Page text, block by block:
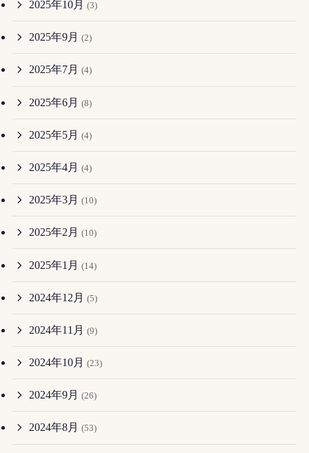
2025年10月 (3)
2025年9月 (2)
2025年7月 (4)
2025年6月 (8)
2025年5月 (4)
2025年4月 (4)
2025年3月 (10)
2025年2月 (10)
2025年1月 (14)
2024年12月 (5)
2024年11月 (9)
2024年10月 (23)
2024年9月 (26)
2024年8月 (53)